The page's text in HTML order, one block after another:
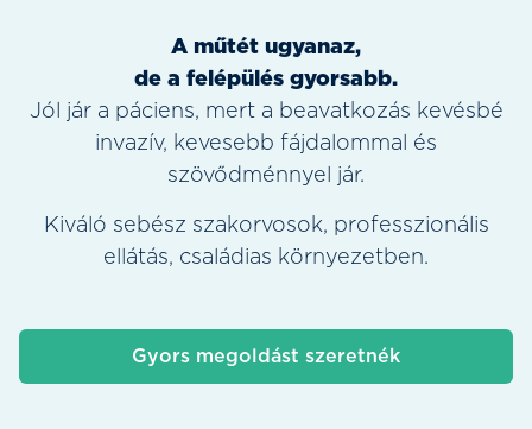
A műtét ugyanaz,
de a felépülés gyorsabb.
Jól jár a páciens, mert a beavatkozás kevésbé
invazív, kevesebb fájdalommal és
szövődménnyel jár.
Kiváló sebész szakorvosok, professzionális
ellátás, családias környezetben.
Gyors megoldást szeretnék